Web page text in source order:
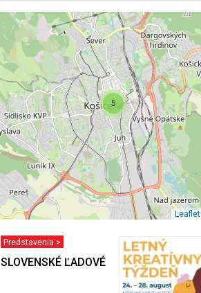
5
Leaflet
Predstavenia >
SLOVENSKÉ ĽADOVÉ KRÁĽOVSTVO